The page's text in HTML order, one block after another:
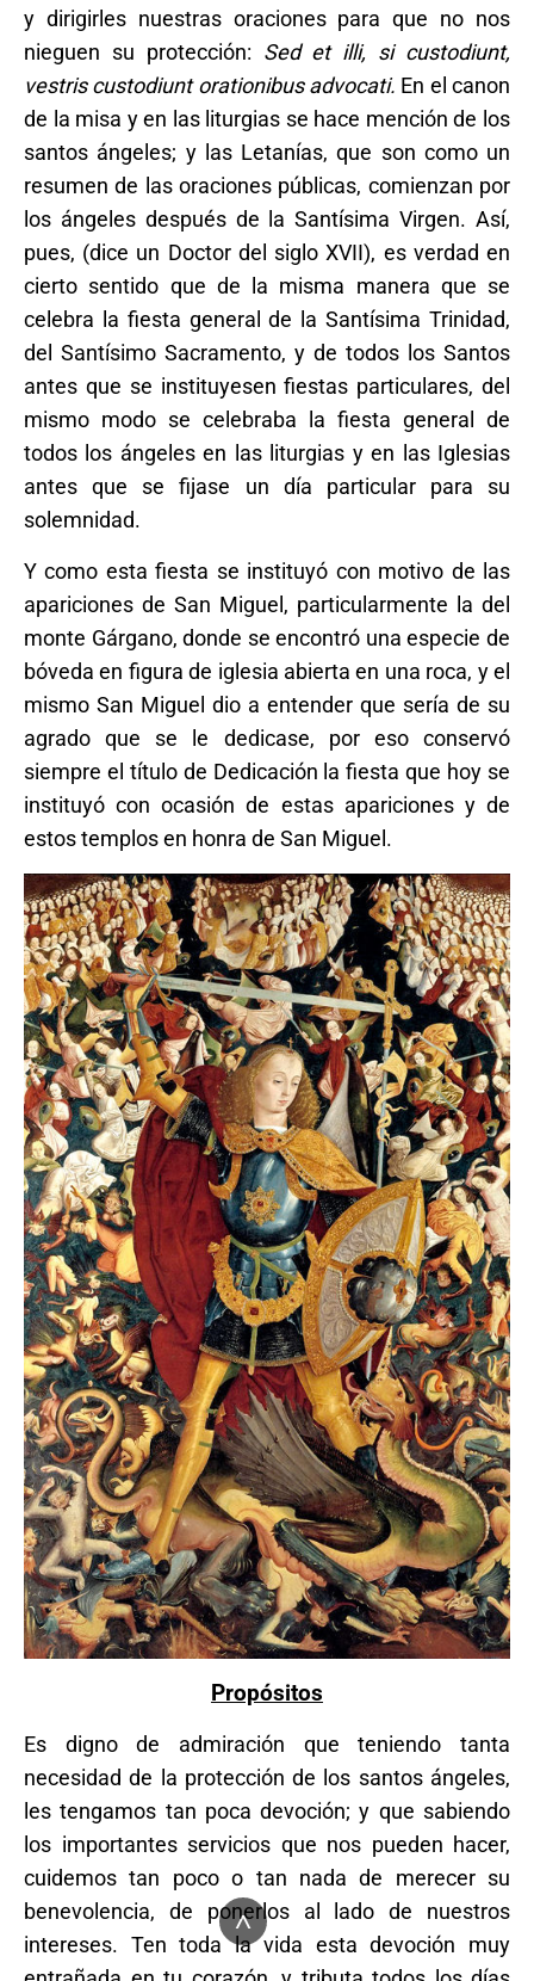
y dirigirles nuestras oraciones para que no nos
nieguen su protección: Sed et illi, si custodiunt,
vestris custodiunt orationibus advocati. En el canon
de la misa y en las liturgias se hace mención de los
santos ángeles; y las Letanías, que son como un
resumen de las oraciones públicas, comienzan por
los ángeles después de la Santísima Virgen. Así,
pues, (dice un Doctor del siglo XVII), es verdad en
cierto sentido que de la misma manera que se
celebra la fiesta general de la Santísima Trinidad,
del Santísimo Sacramento, y de todos los Santos
antes que se instituyesen fiestas particulares, del
mismo modo se celebraba la fiesta general de
todos los ángeles en las liturgias y en las Iglesias
antes que se fijase un día particular para su
solemnidad.
Y como esta fiesta se instituyó con motivo de las
apariciones de San Miguel, particularmente la del
monte Gárgano, donde se encontró una especie de
bóveda en figura de iglesia abierta en una roca, y el
mismo San Miguel dio a entender que sería de su
agrado que se le dedicase, por eso conservó
siempre el título de Dedicación la fiesta que hoy se
instituyó con ocasión de estas apariciones y de
estos templos en honra de San Miguel.
Propósitos
Es digno de admiración que teniendo tanta
necesidad de la protección de los santos ángeles,
les tengamos tan poca devoción; y que sabiendo
los importantes servicios que nos pueden hacer,
cuidemos tan poco o tan nada de merecer su
benevolencia, de ponerlos al lado de nuestros
intereses. Ten toda la vida esta devoción muy
^